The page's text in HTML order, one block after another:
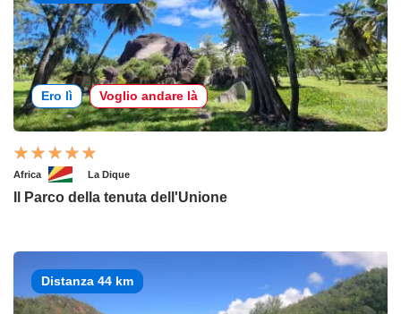
Ero lì Voglio andare là
Africa La Dique
Il Parco della tenuta dell'Unione
Distanza 44 km